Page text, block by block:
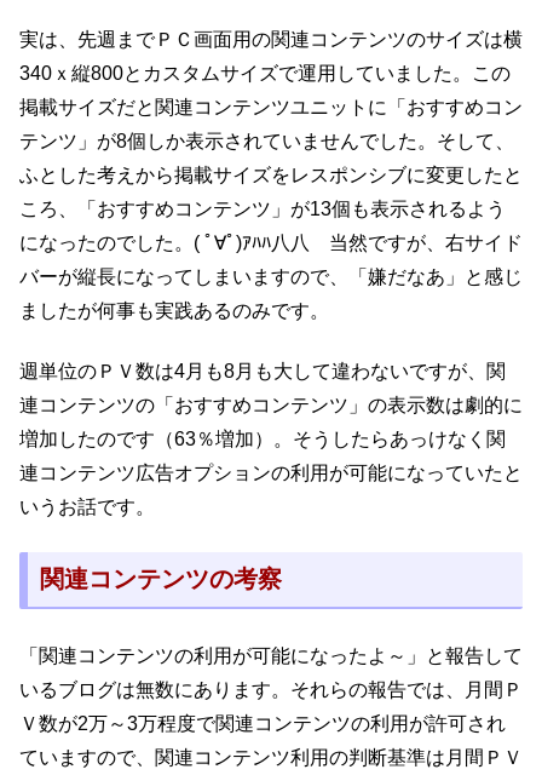
実は、先週までＰＣ画面用の関連コンテンツのサイズは横
340ｘ縦800とカスタムサイズで運用していました。この
掲載サイズだと関連コンテンツユニットに「おすすめコン
テンツ」が8個しか表示されていませんでした。そして、
ふとした考えから掲載サイズをレスポンシブに変更したと
ころ、「おすすめコンテンツ」が13個も表示されるよう
になったのでした。( ﾟ∀ﾟ)ｱﾊﾊ八八 当然ですが、右サイド
バーが縦長になってしまいますので、「嫌だなあ」と感じ
ましたが何事も実践あるのみです。
週単位のＰＶ数は4月も8月も大して違わないですが、関
連コンテンツの「おすすめコンテンツ」の表示数は劇的に
増加したのです（63％増加）。そうしたらあっけなく関
連コンテンツ広告オプションの利用が可能になっていたと
いうお話です。
関連コンテンツの考察
「関連コンテンツの利用が可能になったよ～」と報告して
いるブログは無数にあります。それらの報告では、月間Ｐ
Ｖ数が2万～3万程度で関連コンテンツの利用が許可され
ていますので、関連コンテンツ利用の判断基準は月間ＰＶ